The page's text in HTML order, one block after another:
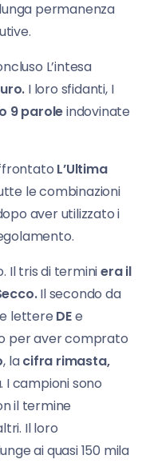
permanenza
L’intesa
I loro sfidanti, I
9 paroleindovinate
L’Ultima
le combinazioni
aver utilizzato i
Il tris di terminiera il
Il secondo da
lettere DEe
per aver comprato
, lacifra rimasta,
campioni sono
il termine
Il loro
ai quasi 150 mila